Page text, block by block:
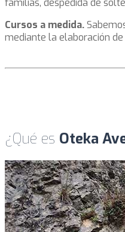
familias, despedida de
Cursos a medida.
mediante la elaboración
¿Qué es Oteka